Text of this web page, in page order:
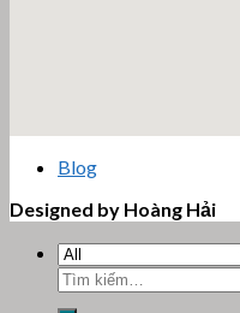
Blog
Designed by Hoàng Hải
Tìm
kiếm: